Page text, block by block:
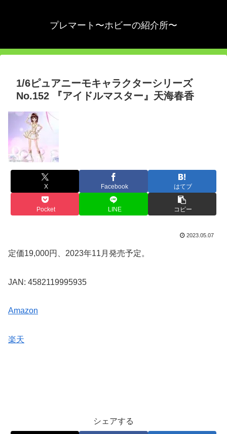
プレマート〜ホビーの紹介所〜
1/6ピュアニーモキャラクターシリーズ
No.152 『アイドルマスター』天海春香
X Facebook はてブ
Pocket LINE コピー
2023.05.07
定価19,000円、2023年11月発売予定。
JAN: 4582119995935
Amazon
楽天
シェアする